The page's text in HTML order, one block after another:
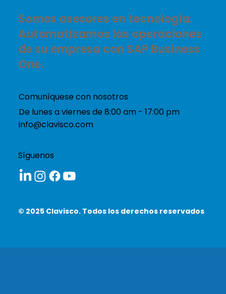
Somos asesores en tecnología.
Automatizamos las operaciones
de su empresa con SAP Business
One.
Comuníquese con nosotros
De lunes a viernes de 8:00 am - 17:00 pm
info@clavisco.com
Síguenos
© 2025 Clavisco. Todos los derechos reservados